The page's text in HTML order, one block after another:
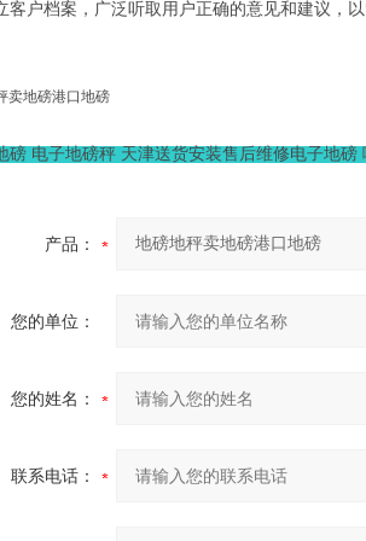
客户档案，广泛听取用户正确的意见和建议，
卖地磅港口地磅
磅 电子地磅秤 天津送货安装售后维修电子地
产品：
您的单位：
您的姓名：
联系电话：